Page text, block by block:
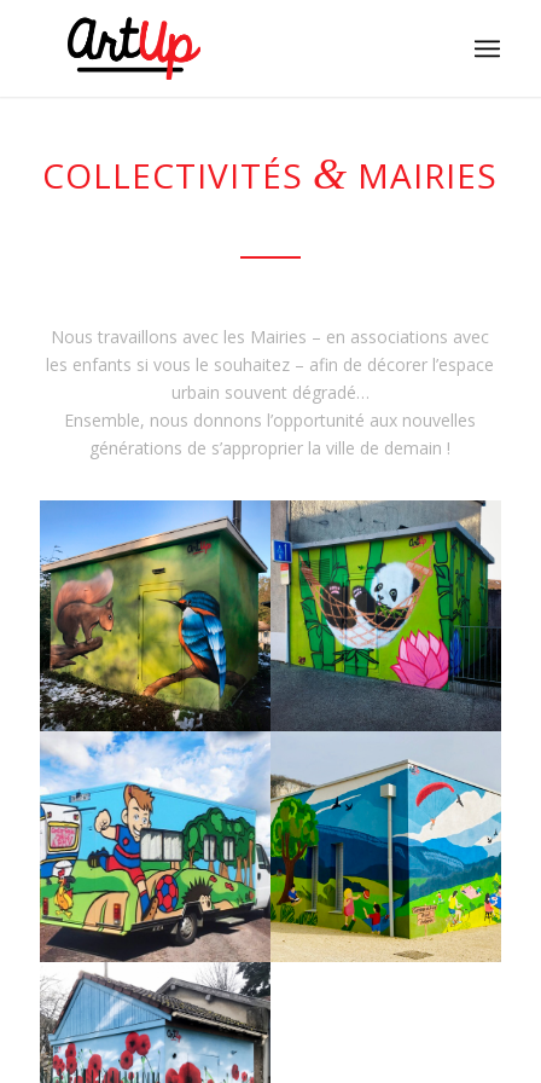
COLLECTIVITÉS & MAIRIES
Nous travaillons avec les Mairies – en associations avec
les enfants si vous le souhaitez – afin de décorer l’espace
urbain souvent dégradé…
Ensemble, nous donnons l’opportunité aux nouvelles
générations de s’approprier la ville de demain !
TRANSFORMATEUR À
SATHONAY-CAMP
TRANSFORMATEUR À
SATHONAY-CAMP
CENTRE SOCIAL APMV À
BOURGOIN-JALLIEU
ECOLE DE SERRIÈRES DE
BRIORD
TRANSFORMATEUR À
SATHONAY CAMP –
COQUELICOTS